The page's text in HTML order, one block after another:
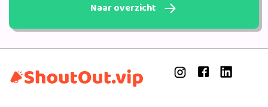
Naar overzicht